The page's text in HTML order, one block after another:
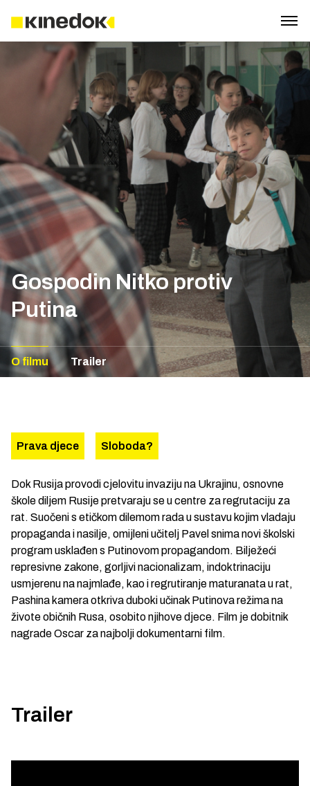
Gospodin Nitko protiv
Putina
O filmu Trailer
Prava djece Sloboda?
Dok Rusija provodi cjelovitu invaziju na Ukrajinu, osnovne
škole diljem Rusije pretvaraju se u centre za regrutaciju za
rat. Suočeni s etičkom dilemom rada u sustavu kojim vladaju
propaganda i nasilje, omijleni učitelj Pavel snima novi školski
program usklađen s Putinovom propagandom. Bilježeći
represivne zakone, gorljivi nacionalizam, indoktrinaciju
usmjerenu na najmlađe, kao i regrutiranje maturanata u rat,
Pashina kamera otkriva duboki učinak Putinova režima na
živote običnih Rusa, osobito njihove djece. Film je dobitnik
nagrade Oscar za najbolji dokumentarni film.
Trailer